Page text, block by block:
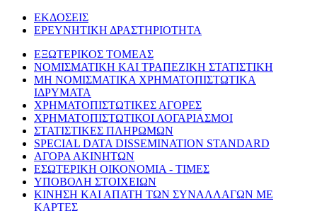
ΕΚΔΟΣΕΙΣ
ΕΡΕΥΝΗΤΙΚΗ ΔΡΑΣΤΗΡΙΟΤΗΤΑ
ΕΞΩΤΕΡΙΚΟΣ ΤΟΜΕΑΣ
ΝΟΜΙΣΜΑΤΙΚΗ ΚΑΙ ΤΡΑΠΕΖΙΚΗ ΣΤΑΤΙΣΤΙΚΗ
ΜΗ ΝΟΜΙΣΜΑΤΙΚΑ ΧΡΗΜΑΤΟΠΙΣΤΩΤΙΚΑ
ΙΔΡΥΜΑΤΑ
ΧΡΗΜΑΤΟΠΙΣΤΩΤΙΚΕΣ ΑΓΟΡΕΣ
ΧΡΗΜΑΤΟΠΙΣΤΩΤΙΚΟΙ ΛΟΓΑΡΙΑΣΜΟΙ
ΣΤΑΤΙΣΤΙΚΕΣ ΠΛΗΡΩΜΩΝ
SPECIAL DATA DISSEMINATION STANDARD
ΑΓΟΡΑ ΑΚΙΝΗΤΩΝ
ΕΣΩΤΕΡΙΚΗ ΟΙΚΟΝΟΜΙΑ - ΤΙΜΕΣ
ΥΠΟΒΟΛΗ ΣΤΟΙΧΕΙΩΝ
ΚΙΝΗΣΗ ΚΑΙ ΑΠΑΤΗ ΤΩΝ ΣΥΝΑΛΛΑΓΩΝ ΜΕ
ΚΑΡΤΕΣ